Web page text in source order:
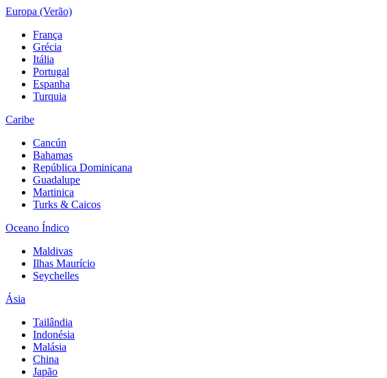
Europa (Verão)
França
Grécia
Itália
Portugal
Espanha
Turquia
Caribe
Cancún
Bahamas
República Dominicana
Guadalupe
Martinica
Turks & Caicos
Oceano Índico
Maldivas
Ilhas Maurício
Seychelles
Ásia
Tailândia
Indonésia
Malásia
China
Japão